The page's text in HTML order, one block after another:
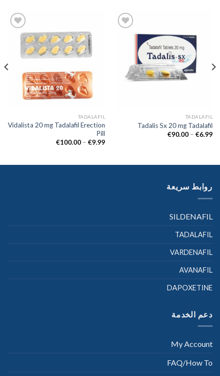
TADALAFIL
Tadalis Sx 20 mg Tadalafil
€6.99
–
€90.00
Add to
TADALAFIL
Vidalista 20 mg Tadalafil Erection
Pill
€9.99
–
€100.00
روابط سريعة
SILDENAFIL
TADALAFIL
VARDENAFIL
AVANAFIL
DAPOXETINE
دعم الخدمة
My Account
FAQ/How To